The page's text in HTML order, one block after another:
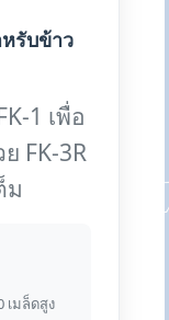
หรับข้าว
1 เพื่อ
FK-3R
ม
เมล็ดสูง